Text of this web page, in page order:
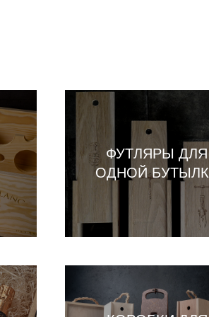
ФУТЛЯРЫ ДЛЯ
ОДНОЙ